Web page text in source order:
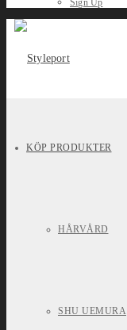
Sign Up
KÖP PRODUKTER
HÅRVÅRD
SHU UEMURA